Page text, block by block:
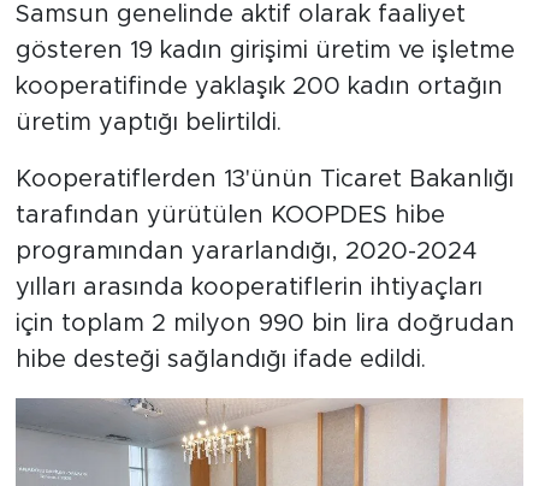
Samsun genelinde aktif olarak faaliyet
gösteren 19 kadın girişimi üretim ve işletme
kooperatifinde yaklaşık 200 kadın ortağın
üretim yaptığı belirtildi.
Kooperatiflerden 13'ünün Ticaret Bakanlığı
tarafından yürütülen KOOPDES hibe
programından yararlandığı, 2020-2024
yılları arasında kooperatiflerin ihtiyaçları
için toplam 2 milyon 990 bin lira doğrudan
hibe desteği sağlandığı ifade edildi.